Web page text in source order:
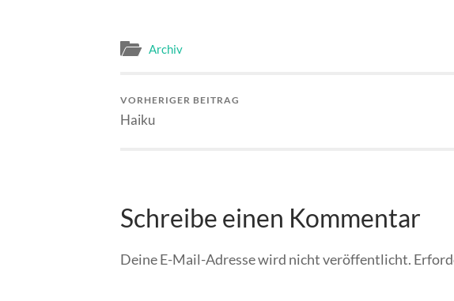
Archiv
VORHERIGER BEITRAG
Haiku
Schreibe einen Kommentar
Deine E-Mail-Adresse wird nicht veröffentlicht.